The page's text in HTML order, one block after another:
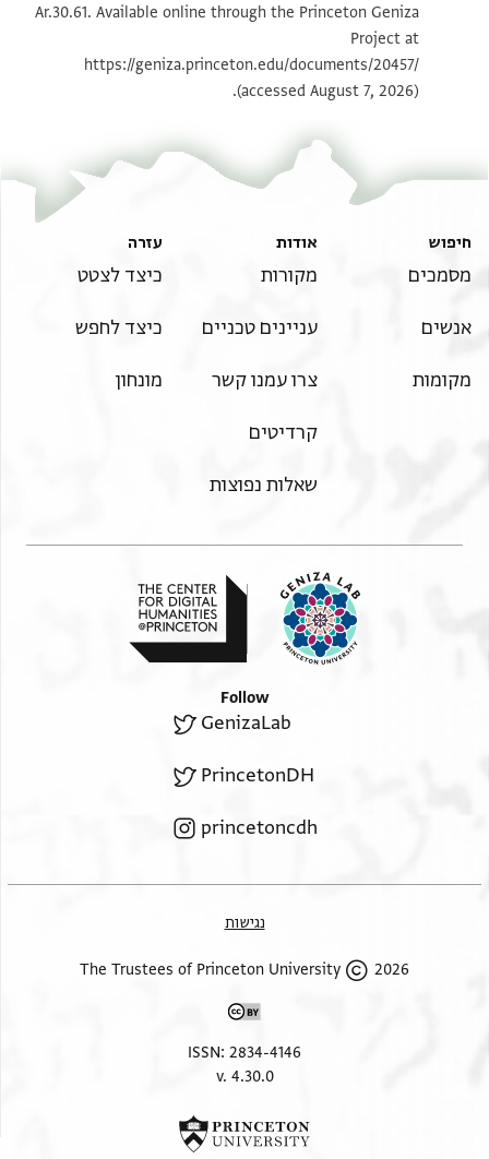
תנאי היתר שימוש בתצלום
Ar.30.61. Available online through the Princeton Geniza
Project at
https://geniza.princeton.edu/documents/20457/
(accessed August 7, 2026).
חיפוש
מסמכים
אנשים
מקומות
אודות
מקורות
עניינים טכניים
צרו עמנו קשר
קרדיטים
שאלות נפוצות
עזרה
כיצד לצטט
כיצד לחפש
מונחון
Follow
GenizaLab
PrincetonDH
princetoncdh
נגישות
2026 The Trustees of Princeton University
ISSN: 2834-4146
v. 4.30.0